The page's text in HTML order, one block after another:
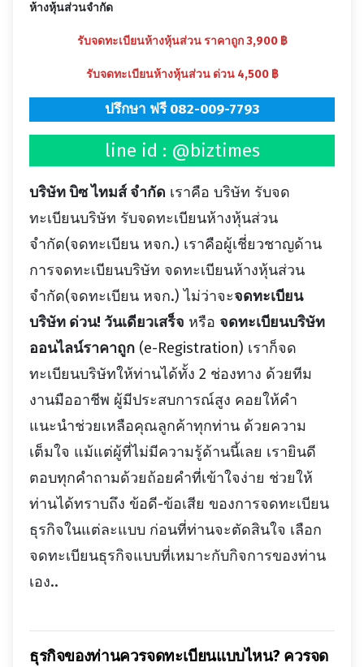
ห้างหุ้นส่วนจำกัด
รับจดทะเบียนห้างหุ้นส่วน ราคาถูก 3,900 ฿
รับจดทะเบียนห้างหุ้นส่วน ด่วน 4,500 ฿
ปรึกษา ฟรี 082-009-7793
line id : @biztimes
บริษัท บิซ ไทมส์ จำกัด เราคือ บริษัท รับจด
ทะเบียนบริษัท รับจดทะเบียนห้างหุ้นส่วน
จำกัด(จดทะเบียน หจก.) เราคือผู้เชี่ยวชาญด้าน
การจดทะเบียนบริษัท จดทะเบียนห้างหุ้นส่วน
จำกัด(จดทะเบียน หจก.) ไม่ว่าจะจดทะเบียน
บริษัท ด่วน! วันเดียวเสร็จ หรือ จดทะเบียนบริษัท
ออนไลน์ราคาถูก (e-Registration) เราก็จด
ทะเบียนบริษัทให้ท่านได้ทั้ง 2 ช่องทาง ด้วยทีม
งานมืออาชีพ ผู้มีประสบการณ์สูง คอยให้คำ
แนะนำช่วยเหลือคุณลูกค้าทุกท่าน ด้วยความ
เต็มใจ แม้แต่ผู้ที่ไม่มีความรู้ด้านนี้เลย เรายินดี
ตอบทุกคำถามด้วยถ้อยคำที่เข้าใจง่าย ช่วยให้
ท่านได้ทราบถึง ข้อดี-ข้อเสีย ของการจดทะเบียน
ธุรกิจในแต่ละแบบ ก่อนที่ท่านจะตัดสินใจ เลือก
จดทะเบียนธุรกิจแบบที่เหมาะกับกิจการของท่าน
เอง..
ธุรกิจของท่านควรจดทะเบียนแบบไหน? ควรจด